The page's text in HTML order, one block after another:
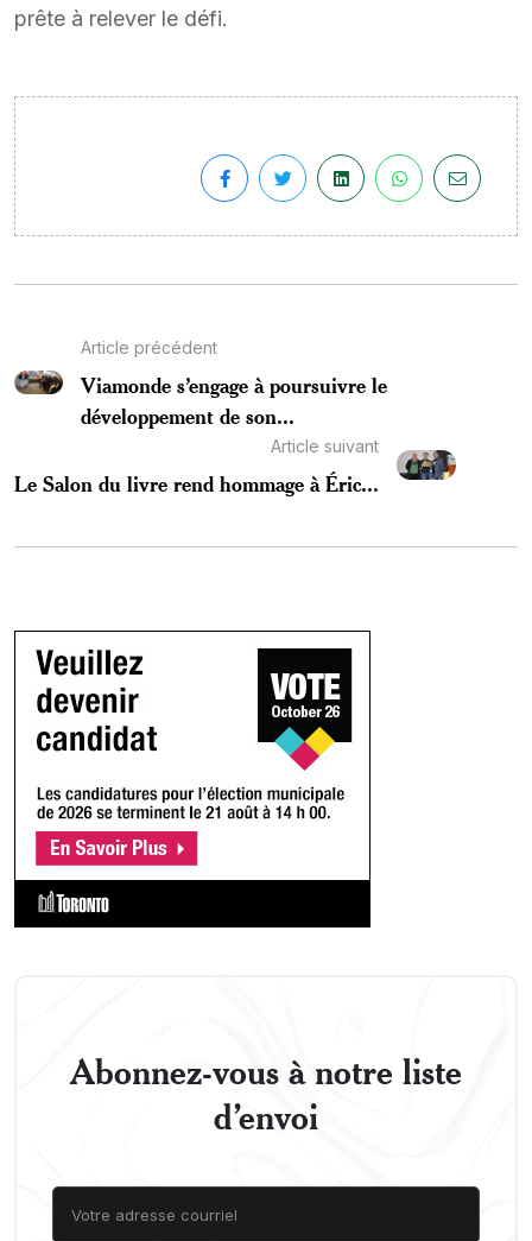
prête à relever le défi.
Article précédent
Viamonde s’engage à poursuivre le
développement de son...
Article suivant
Le Salon du livre rend hommage à Éric...
Abonnez-vous à notre liste
d’envoi